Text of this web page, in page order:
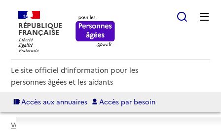
RÉPUBLIQUE
FRANÇAISE
Le site officiel d'information pour les
personnes âgées et les aidants
Accès aux annuaires Accès par besoin
Voir le fil d’Ariane